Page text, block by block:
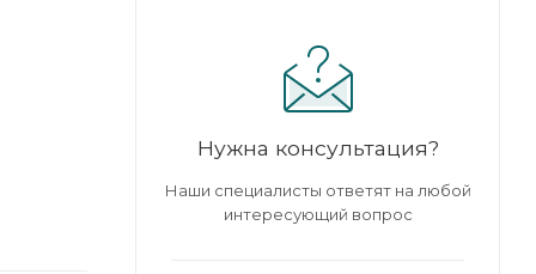
Нужна консультация?
Наши специалисты ответят на любой
интересующий вопрос